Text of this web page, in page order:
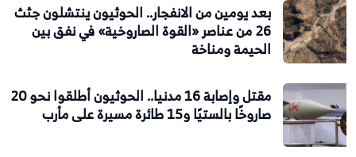
بعد يومين من الانفجار.. الحوثيون ينتشلون جثث
26 من عناصر «القوة الصاروخية» في نفق بين
الحيمة ومناخة
مقتل وإصابة 16 مدنيا.. الحوثيون أطلقوا نحو 20
صاروخًا بالستيًا و15 طائرة مسيرة على مأرب